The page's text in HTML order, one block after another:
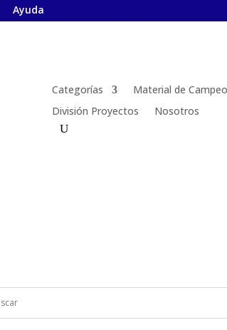
Ayuda
Categorías
Material de
División Proyectos
Nosotros